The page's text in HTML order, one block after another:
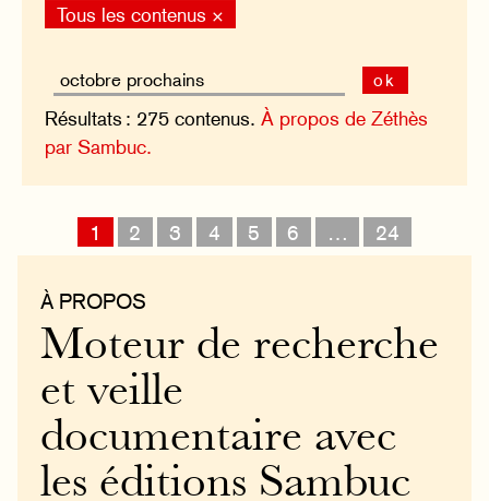
Tous les contenus ×
ok
Résultats : 275 contenus.À propos de Zéthès
par Sambuc.
1 2 3 4 5 6 … 24
À PROPOS
Moteur de recherche
et veille
documentaire avec
les éditions Sambuc